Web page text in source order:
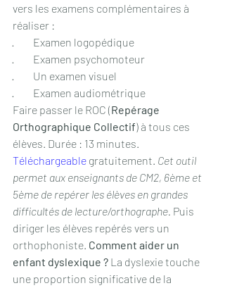
vers les examens complémentaires à
réaliser :
·         Examen logopédique
·         Examen psychomoteur
·         Un examen visuel
·         Examen audiométrique
Faire passer le ROC (Repérage
Orthographique Collectif) à tous ces
élèves. Durée : 13 minutes.
Téléchargeable gratuitement. Cet outil
permet aux enseignants de CM2, 6ème et
5ème de repérer les élèves en grandes
difficultés de lecture/orthographe. Puis
diriger les élèves repérés vers un
orthophoniste. Comment aider un
enfant dyslexique ? La dyslexie touche
une proportion significative de la